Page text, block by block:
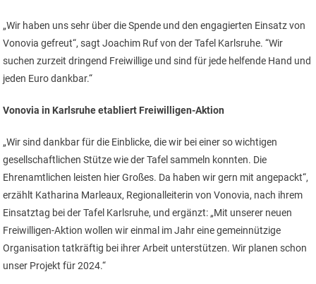
„Wir haben uns sehr über die Spende und den engagierten Einsatz von
Vonovia gefreut“, sagt Joachim Ruf von der Tafel Karlsruhe. “Wir
suchen zurzeit dringend Freiwillige und sind für jede helfende Hand und
jeden Euro dankbar.“
Vonovia in Karlsruhe etabliert Freiwilligen-Aktion
„Wir sind dankbar für die Einblicke, die wir bei einer so wichtigen
gesellschaftlichen Stütze wie der Tafel sammeln konnten. Die
Ehrenamtlichen leisten hier Großes. Da haben wir gern mit angepackt“,
erzählt Katharina Marleaux, Regionalleiterin von Vonovia, nach ihrem
Einsatztag bei der Tafel Karlsruhe, und ergänzt: „Mit unserer neuen
Freiwilligen-Aktion wollen wir einmal im Jahr eine gemeinnützige
Organisation tatkräftig bei ihrer Arbeit unterstützen. Wir planen schon
unser Projekt für 2024.“